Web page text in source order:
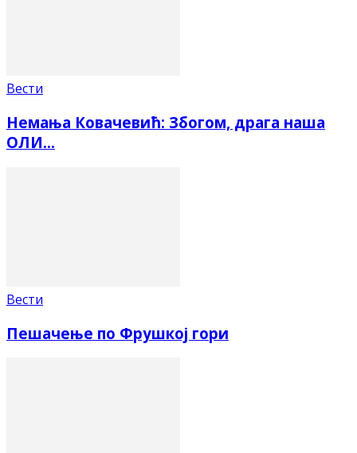
Вести
Немања Ковачевић: Збогом, драга наша
ОЛИ…
Вести
Пешачење по Фрушкој гори